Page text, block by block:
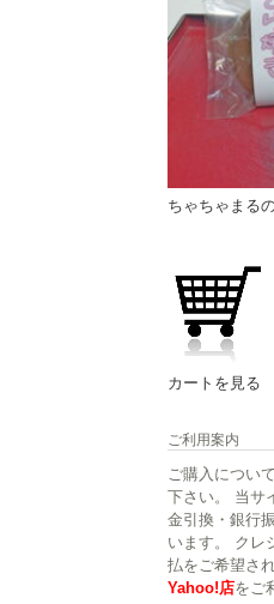
ちゃちゃまる
カートを見る
ご利用案内
ご購入につい
下さい。 当サ
金引換・銀行
います。 クレ
払をご希望さ
Yahoo!店をご